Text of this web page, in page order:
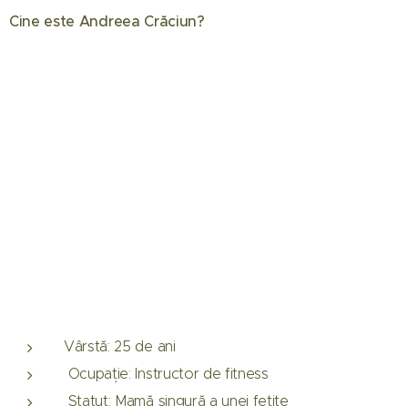
Cine este Andreea Crăciun?
Vârstă: 25 de ani
Ocupație: Instructor de fitness
Statut: Mamă singură a unei fetițe